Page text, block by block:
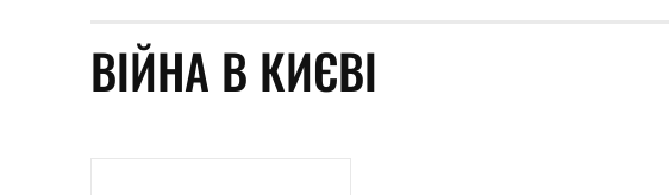
ВІЙНА В КИЄВІ